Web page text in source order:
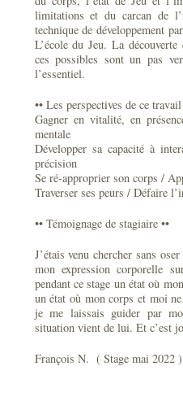
limitations et du carcan de
technique de développement
L’école du Jeu. La
ces possibles sont un pas
l’essentiel.
•• Les perspectives de ce travail
Gagner en vitalité, en
mentale
Développer sa capacité à
précision
Se ré-approprier son corps /
Traverser ses peurs / Défaire
•• Témoignage de stagiaire ••
J’étais venu chercher sans
mon expression corporelle
pendant ce stage un état où
un état où mon corps et moi
je me laissais guider par
situation vient de lui. Et c’est
François N. ( Stage mai 2022 )